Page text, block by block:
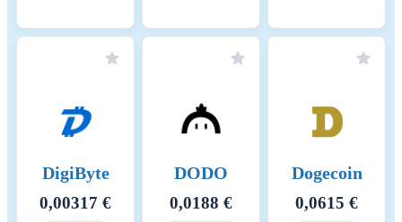
DigiByte
0,00317 €
DODO
0,0188 €
Dogecoin
0,0615 €